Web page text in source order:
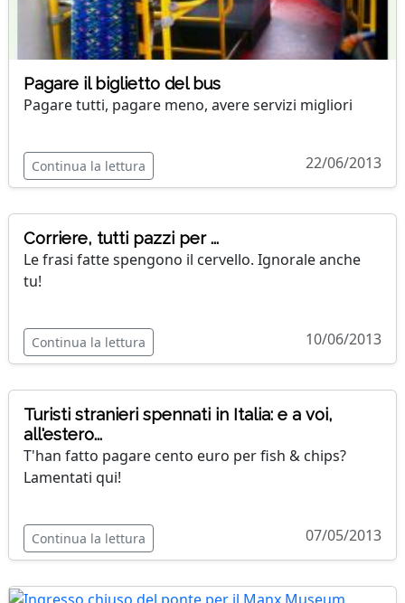
Pagare il biglietto del bus
Pagare tutti, pagare meno, avere servizi migliori
Continua la lettura 22/06/2013
Corriere, tutti pazzi per ...
Le frasi fatte spengono il cervello. Ignorale anche
tu!
Continua la lettura 10/06/2013
Turisti stranieri spennati in Italia: e a voi,
all'estero...
T'han fatto pagare cento euro per fish & chips?
Lamentati qui!
Continua la lettura 07/05/2013